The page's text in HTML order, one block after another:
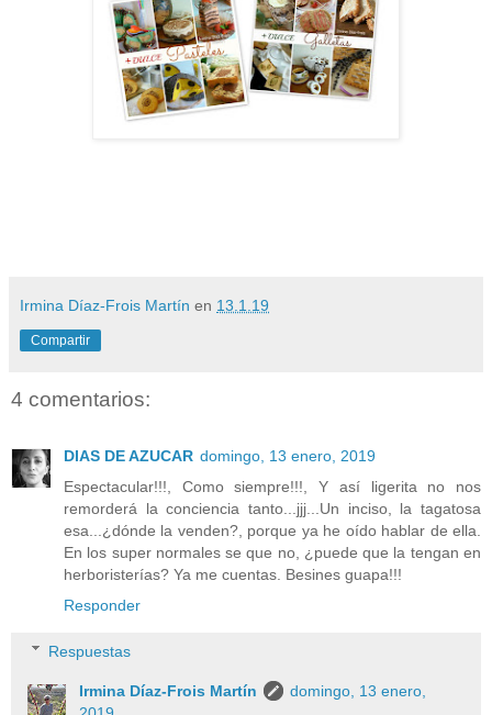
Irmina Díaz-Frois Martín en 13.1.19
Compartir
4 comentarios:
DIAS DE AZUCAR domingo, 13 enero, 2019
Espectacular!!!, Como siempre!!!, Y así ligerita no nos
remorderá la conciencia tanto...jjj...Un inciso, la tagatosa
esa...¿dónde la venden?, porque ya he oído hablar de ella.
En los super normales se que no, ¿puede que la tengan en
herboristerías? Ya me cuentas. Besines guapa!!!
Responder
Respuestas
Irmina Díaz-Frois Martín
domingo, 13 enero,